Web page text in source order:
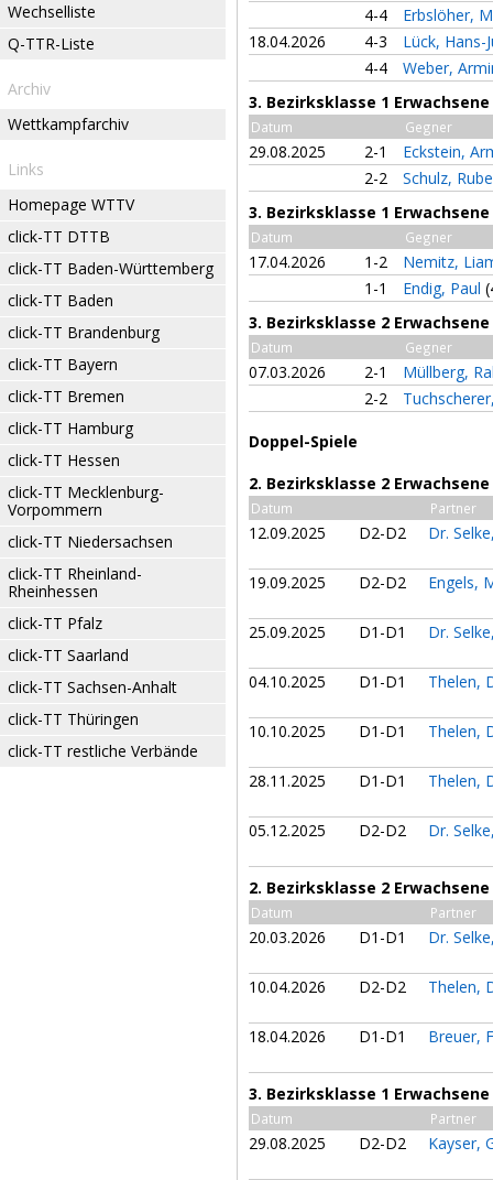
Wechselliste
Q-TTR-Liste
Archiv
Wettkampfarchiv
Links
Homepage WTTV
click-TT DTTB
click-TT Baden-Württemberg
click-TT Baden
click-TT Brandenburg
click-TT Bayern
click-TT Bremen
click-TT Hamburg
click-TT Hessen
click-TT Mecklenburg-
Vorpommern
click-TT Niedersachsen
click-TT Rheinland-
Rheinhessen
click-TT Pfalz
click-TT Saarland
click-TT Sachsen-Anhalt
click-TT Thüringen
click-TT restliche Verbände
4-4
Erbslöher,
18.04.2026
4-3
Lück, Hans-
4-4
Weber,
3. Bezirksklasse 1
Datum Gegner
29.08.2025 2-1
Eckstein,
2-2
Schulz,
3. Bezirksklasse 1
Datum Gegner
17.04.2026 1-2
Nemitz,
1-1
Endig, Paul
3. Bezirksklasse 2
Datum Gegner
07.03.2026 2-1
Müllberg,
2-2
Doppel-Spiele
2. Bezirksklasse 2
Datum Partner
12.09.2025 D2-D2 Dr.
19.09.2025 D2-D2 Engels,
25.09.2025 D1-D1 Dr.
04.10.2025 D1-D1 Thelen,
10.10.2025 D1-D1 Thelen,
28.11.2025 D1-D1 Thelen,
05.12.2025 D2-D2 Dr.
2. Bezirksklasse 2
Datum Partner
20.03.2026 D1-D1 Dr.
10.04.2026 D2-D2 Thelen,
18.04.2026 D1-D1 Breuer,
3. Bezirksklasse 1
Datum Partner
29.08.2025 D2-D2 Kayser,